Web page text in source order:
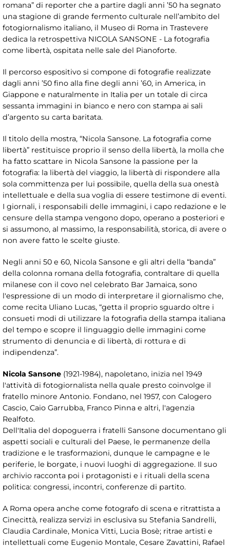
romana” di reporter che a partire dagli anni ’50 ha segnato
una stagione di grande fermento culturale nell’ambito del
fotogiornalismo italiano, il Museo di Roma in Trastevere
dedica la retrospettiva NICOLA SANSONE - La fotografia
come libertà, ospitata nelle sale del Pianoforte.
Il percorso espositivo si compone di fotografie realizzate
dagli anni ’50 fino alla fine degli anni ’60, in America, in
Giappone e naturalmente in Italia per un totale di circa
sessanta immagini in bianco e nero con stampa ai sali
d’argento su carta baritata.
Il titolo della mostra, “Nicola Sansone. La fotografia come
libertà” restituisce proprio il senso della libertà, la molla che
ha fatto scattare in Nicola Sansone la passione per la
fotografia: la libertà del viaggio, la libertà di rispondere alla
sola committenza per lui possibile, quella della sua onestà
intellettuale e della sua voglia di essere testimone di eventi.
I giornali, i responsabili delle immagini, i capo redazione e le
censure della stampa vengono dopo, operano a posteriori e
si assumono, al massimo, la responsabilità, storica, di avere o
non avere fatto le scelte giuste.
Negli anni 50 e 60, Nicola Sansone e gli altri della “banda”
della colonna romana della fotografia, contraltare di quella
milanese con il covo nel celebrato Bar Jamaica, sono
l'espressione di un modo di interpretare il giornalismo che,
come recita Uliano Lucas, “getta il proprio sguardo oltre i
consueti modi di utilizzare la fotografia della stampa italiana
del tempo e scopre il linguaggio delle immagini come
strumento di denuncia e di libertà, di rottura e di
indipendenza”.
Nicola Sansone (1921-1984), napoletano, inizia nel 1949
l'attività di fotogiornalista nella quale presto coinvolge il
fratello minore Antonio. Fondano, nel 1957, con Calogero
Cascio, Caio Garrubba, Franco Pinna e altri, l'agenzia
Realfoto.
Dell'Italia del dopoguerra i fratelli Sansone documentano gli
aspetti sociali e culturali del Paese, le permanenze della
tradizione e le trasformazioni, dunque le campagne e le
periferie, le borgate, i nuovi luoghi di aggregazione. Il suo
archivio racconta poi i protagonisti e i rituali della scena
politica: congressi, incontri, conferenze di partito.
A Roma opera anche come fotografo di scena e ritrattista a
Cinecittà, realizza servizi in esclusiva su Stefania Sandrelli,
Claudia Cardinale, Monica Vitti, Lucia Bosè; ritrae artisti e
intellettuali come Eugenio Montale, Cesare Zavattini, Rafael